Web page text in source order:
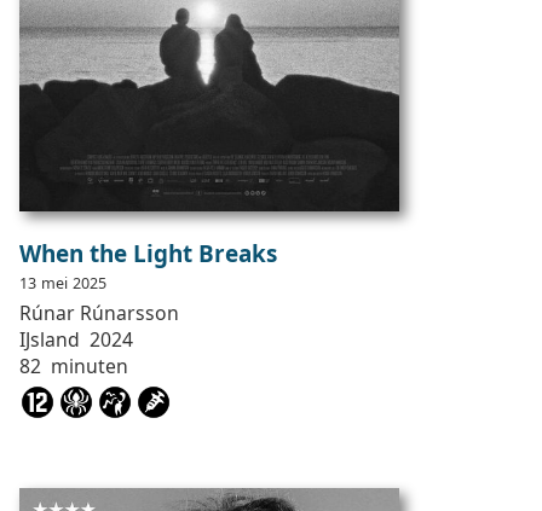
When the Light Breaks
13 mei 2025
Rúnar Rúnarsson
IJsland 2024
82 minuten